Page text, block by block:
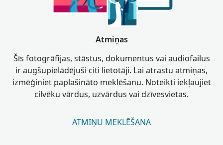
Atmiņas
Šīs fotogrāfijas, stāstus, dokumentus vai audiofailus
ir augšupielādējuši citi lietotāji. Lai atrastu atmiņas,
izmēģiniet paplašināto meklēšanu. Noteikti iekļaujiet
cilvēku vārdus, uzvārdus vai dzīvesvietas.
ATMIŅU MEKLĒŠANA